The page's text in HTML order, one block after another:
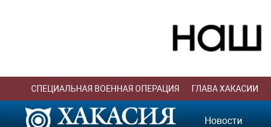
СПЕЦИАЛЬНАЯ ВОЕННАЯ ОПЕРАЦИЯ ГЛАВА ХАКАСИИ
Новости